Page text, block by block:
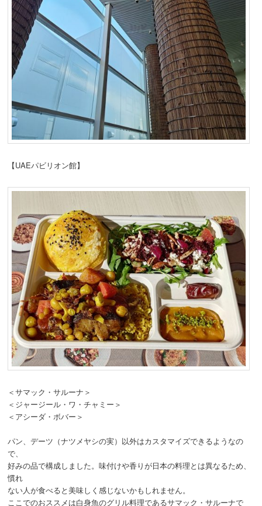
【UAEパビリオン館】
＜サマック・サルーナ＞
＜ジャージール・ワ・チャミー＞
＜アシーダ・ボバー＞
パン、デーツ（ナツメヤシの実）以外はカスタマイズできるようなの
で、
好みの品で構成しました。味付けや香りが日本の料理とは異なるため、
慣れ
ない人が食べると美味しく感じないかもしれません。
ここでのおススメは白身魚のグリル料理であるサマック・サルーナで